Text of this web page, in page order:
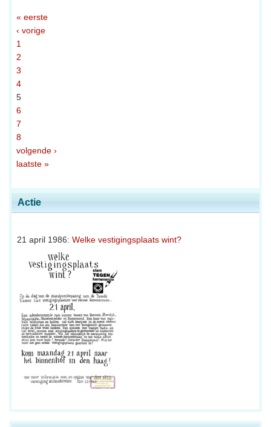
Actie
21 april 1986: Welke vestigingsplaats wint?
« eerste
‹ vorige
1
2
3
4
5
6
7
8
volgende ›
laatste »